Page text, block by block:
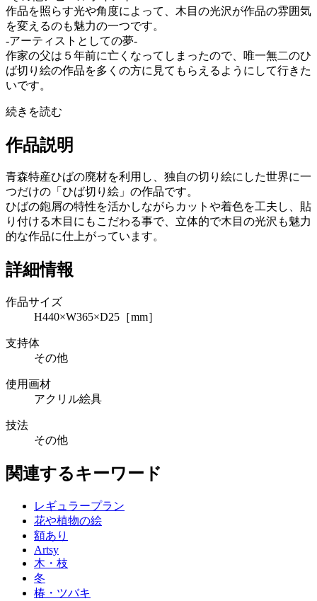
作品を照らす光や角度によって、木目の光沢が作品の雰囲気
を変えるのも魅力の一つです。
-アーティストとしての夢-
作家の父は５年前に亡くなってしまったので、唯一無二のひ
ば切り絵の作品を多くの方に見てもらえるようにして行きた
いです。
続きを読む
作品説明
青森特産ひばの廃材を利用し、独自の切り絵にした世界に一
つだけの「ひば切り絵」の作品です。
ひばの鉋屑の特性を活かしながらカットや着色を工夫し、貼
り付ける木目にもこだわる事で、立体的で木目の光沢も魅力
的な作品に仕上がっています。
詳細情報
作品サイズ
H440×W365×D25［mm］
支持体
その他
使用画材
アクリル絵具
技法
その他
関連するキーワード
レギュラープラン
花や植物の絵
額あり
Artsy
木・枝
冬
椿・ツバキ